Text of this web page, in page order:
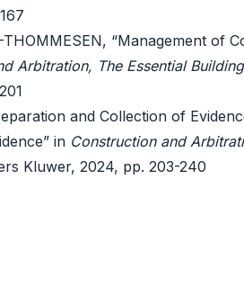
THOMMESEN, “Management of
Arbitration, The Essential
and Collection of
in Construction and
Kluwer, 2024, pp. 203-240